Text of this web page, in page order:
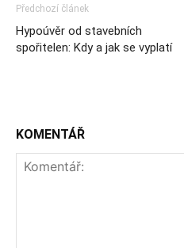
Předchozí článek
Hypoúvěr od stavebních
spořitelen: Kdy a jak se vyplatí
KOMENTÁŘ